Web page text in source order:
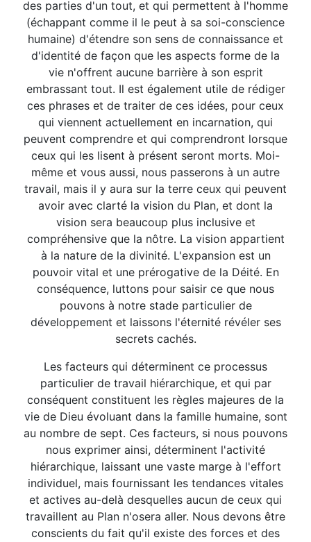
des parties d'un tout, et qui permettent à l'homme
(échappant comme il le peut à sa soi-conscience
humaine) d'étendre son sens de connaissance et
d'identité de façon que les aspects forme de la
vie n'offrent aucune barrière à son esprit
embrassant tout. Il est également utile de rédiger
ces phrases et de traiter de ces idées, pour ceux
qui viennent actuellement en incarnation, qui
peuvent comprendre et qui comprendront lorsque
ceux qui les lisent à présent seront morts. Moi-
même et vous aussi, nous passerons à un autre
travail, mais il y aura sur la terre ceux qui peuvent
avoir avec clarté la vision du Plan, et dont la
vision sera beaucoup plus inclusive et
compréhensive que la nôtre. La vision appartient
à la nature de la divinité. L'expansion est un
pouvoir vital et une prérogative de la Déité. En
conséquence, luttons pour saisir ce que nous
pouvons à notre stade particulier de
développement et laissons l'éternité révéler ses
secrets cachés.
Les facteurs qui déterminent ce processus
particulier de travail hiérarchique, et qui par
conséquent constituent les règles majeures de la
vie de Dieu évoluant dans la famille humaine, sont
au nombre de sept. Ces facteurs, si nous pouvons
nous exprimer ainsi, déterminent l'activité
hiérarchique, laissant une vaste marge à l'effort
individuel, mais fournissant les tendances vitales
et actives au-delà desquelles aucun de ceux qui
travaillent au Plan n'osera aller. Nous devons être
conscients du fait qu'il existe des forces et des